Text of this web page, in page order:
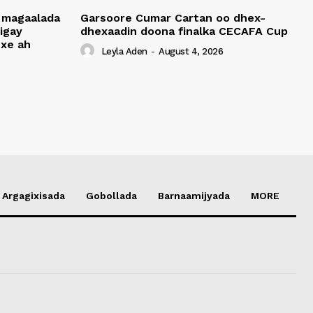
ah
Garsoore Cumar Cartan oo dhex-
dhexaadin doona finalka CECAFA Cup
Leyla Aden - August 4, 2026
Argagixisada Gobollada Barnaamijyada MORE